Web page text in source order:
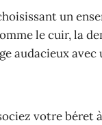
un
le cuir, la
audacieux avec
votre béret